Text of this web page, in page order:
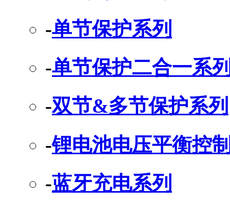
-单节保护系列
-单节保护二合一系
-双节&多节保护系列
-锂电池电压平衡控
-蓝牙充电系列